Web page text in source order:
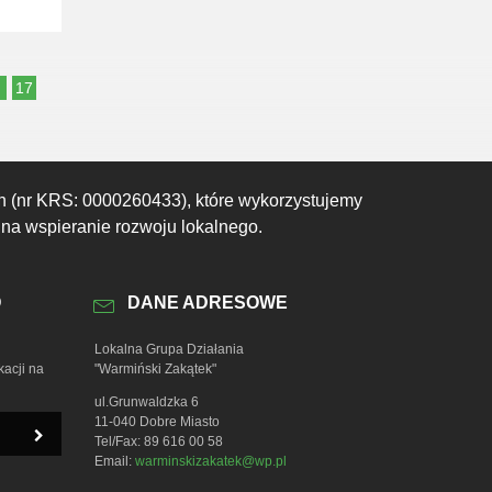
17
KRS: 0000260433), które wykorzystujemy
wspieranie rozwoju lokalnego.
na
DANE ADRESOWE
Lokalna Grupa Działania
"Warmiński Zakątek"
ul.Grunwaldzka 6
11-040 Dobre Miasto
Tel/Fax: 89 616 00 58
Email: warminskizakatek@wp.pl